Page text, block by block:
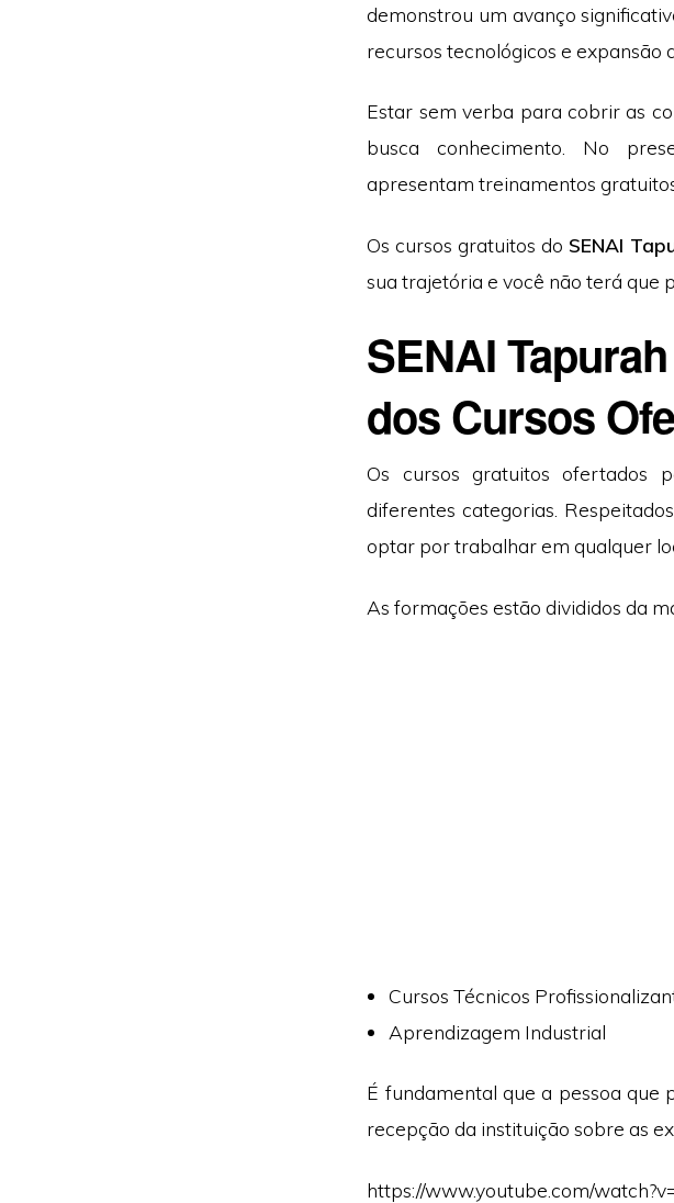
demonstrou um avanço
recursos tecnológicos e expansão
Estar sem verba para cobrir as
busca conhecimento. No
apresentam treinamentos
Os cursos gratuitos do SENAI
sua trajetória e você não terá que
SENAI
dos Cursos
Os cursos gratuitos ofertados
diferentes categorias.
optar por trabalhar em qualquer
As formações estão divididos da
Cursos Técnicos
Aprendizagem Industrial
É fundamental que a pessoa que
recepção da instituição sobre as
https://www.youtube.com/